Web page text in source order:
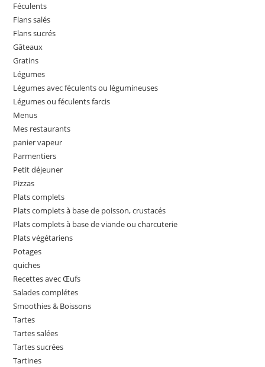
Féculents
Flans salés
Flans sucrés
Gâteaux
Gratins
Légumes
Légumes avec féculents ou légumineuses
Légumes ou féculents farcis
Menus
Mes restaurants
panier vapeur
Parmentiers
Petit déjeuner
Pizzas
Plats complets
Plats complets à base de poisson, crustacés
Plats complets à base de viande ou charcuterie
Plats végétariens
Potages
quiches
Recettes avec Œufs
Salades complétes
Smoothies & Boissons
Tartes
Tartes salées
Tartes sucrées
Tartines